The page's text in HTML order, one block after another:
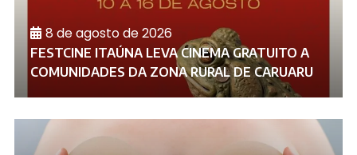
8 de agosto de 2026
FESTCINE ITAÚNA LEVA CINEMA GRATUITO A
COMUNIDADES DA ZONA RURAL DE CARUARU